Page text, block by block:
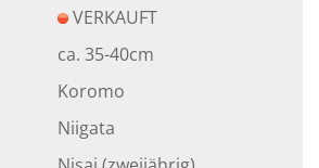
VERKAUFT
ca. 35-40cm
Koromo
Niigata